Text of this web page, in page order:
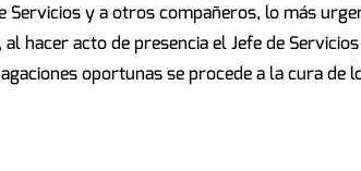
Servicios y a otros compañeros, lo más
al hacer acto de presencia el Jefe de
oportunas se procede a la cura